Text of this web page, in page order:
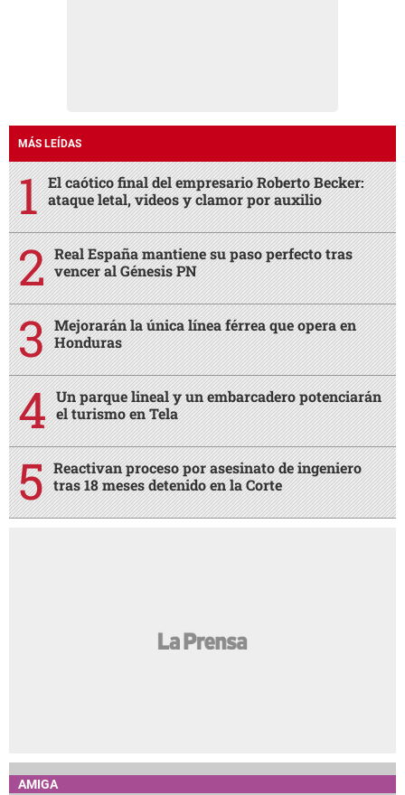
MÁS LEÍDAS
El caótico final del empresario Roberto Becker:
ataque letal, videos y clamor por auxilio
Real España mantiene su paso perfecto tras
vencer al Génesis PN
Mejorarán la única línea férrea que opera en
Honduras
Un parque lineal y un embarcadero potenciarán
el turismo en Tela
Reactivan proceso por asesinato de ingeniero
tras 18 meses detenido en la Corte
AMIGA